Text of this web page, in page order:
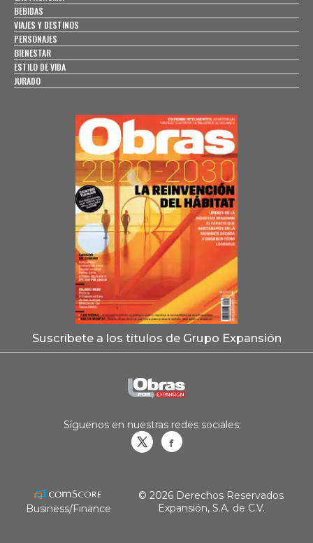
BEBIDAS
VIAJES Y DESTINOS
PERSONAJES
BIENESTAR
ESTILO DE VIDA
JURADO
Suscríbete a los títulos de Grupo Expansión
Síguenos en nuestras redes sociales:
Business/Finance
© 2026 Derechos Reservados
Expansión, S.A. de C.V.